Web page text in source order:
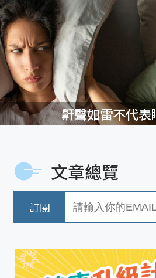
鼾聲如雷不代表
文章總覽